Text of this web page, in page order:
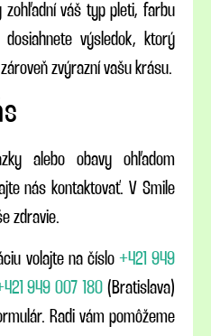
váš typ pleti, farbu
výsledok, ktorý
zvýrazní vašu krásu.
alebo obavy ohľadom
nás kontaktovať. V Smile
zdravie.
volajte na číslo +421 949
949 007 180 (Bratislava)
Radi vám pomôžeme